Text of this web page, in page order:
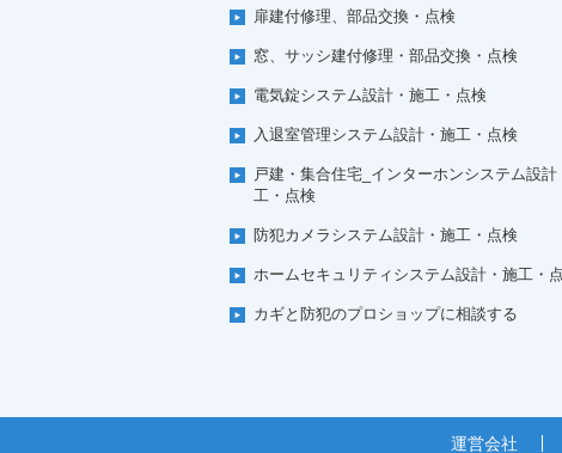
扉建付修理、部品交換・点検
窓、サッシ建付修理・部品交換・点検
電気錠システム設計・施工・点検
入退室管理システム設計・施工・点検
戸建・集合住宅_インターホンシステム設計
工・点検
防犯カメラシステム設計・施工・点検
ホームセキュリティシステム設計・施工・
カギと防犯のプロショップに相談する
運営会社